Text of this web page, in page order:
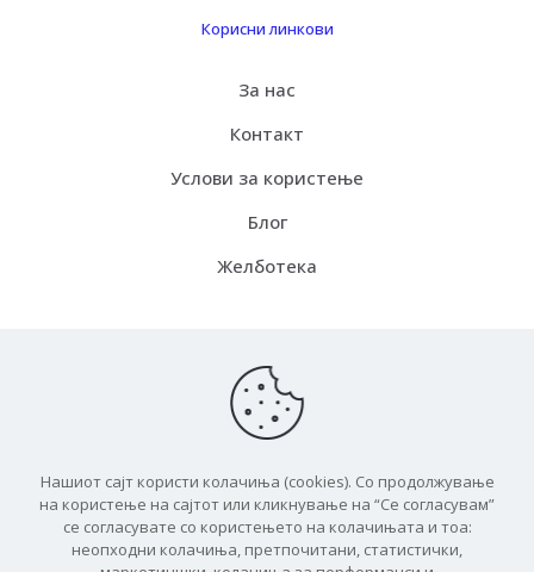
Корисни линкови
За нас
Контакт
Услови за користење
Блог
Желботека
Како функцинира
Бесплатна испорака
ЧПП
Нашиот сајт користи колачиња (cookies). Со продолжување
на користење на сајтот или кликнување на “Се согласувам”
се согласувате со користењето на колачињата и тоа:
неопходни колачиња, претпочитани, статистички,